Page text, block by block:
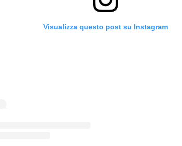
Visualizza questo post su Instagram